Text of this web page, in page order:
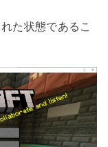
た状態であるこ